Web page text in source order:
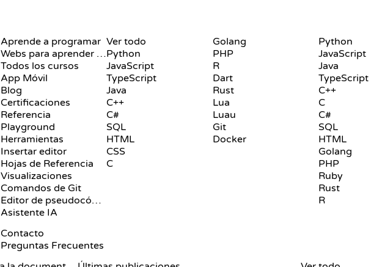
Aprende a programar
Webs para aprender a programar gratis
Todos los cursos
App Móvil
Blog
Certificaciones
Referencia
Playground
Herramientas
Insertar editor
Hojas de Referencia
Visualizaciones
Comandos de Git
Editor de pseudocódigo
Asistente IA
Contacto
Preguntas Frecuentes
Ver todo
Python
JavaScript
TypeScript
Java
C++
C#
SQL
HTML
CSS
C
Golang
PHP
R
Dart
Rust
Lua
Luau
Git
Docker
Python
JavaScript
Java
TypeScript
C++
C
C#
SQL
HTML
Golang
PHP
Ruby
Rust
R